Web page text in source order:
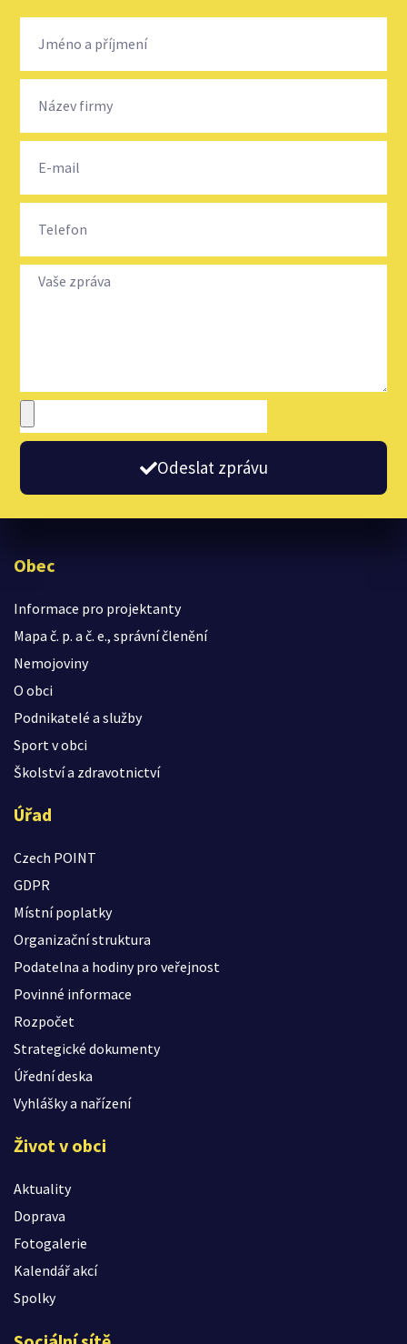
Odeslat zprávu
Obec
Informace pro projektanty
Mapa č. p. a č. e., správní členění
Nemojoviny
O obci
Podnikatelé a služby
Sport v obci
Školství a zdravotnictví
Úřad
Czech POINT
GDPR
Místní poplatky
Organizační struktura
Podatelna a hodiny pro veřejnost
Povinné informace
Rozpočet
Strategické dokumenty
Úřední deska
Vyhlášky a nařízení
Život v obci
Aktuality
Doprava
Fotogalerie
Kalendář akcí
Spolky